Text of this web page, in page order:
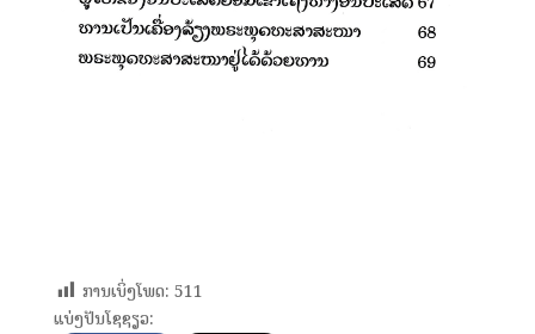
ການເບິ່ງໂພດ: 511
ແບ່ງປັນໂຊຊຽວ: